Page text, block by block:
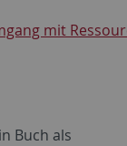
mit
Buch als